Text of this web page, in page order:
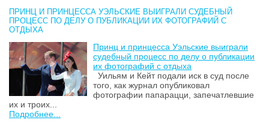
ПРИНЦ И ПРИНЦЕССА УЭЛЬСКИЕ ВЫИГРАЛИ СУДЕБНЫЙ
ПРОЦЕСС ПО ДЕЛУ О ПУБЛИКАЦИИ ИХ ФОТОГРАФИЙ С
ОТДЫХА
Принц и принцесса Уэльские выиграли
судебный процесс по делу о публикации
их фотографий с отдыха
Уильям и Кейт подали иск в суд после
того, как журнал опубликовал
фотографии папарацци, запечатлевшие
их и троих...
Подробнее...